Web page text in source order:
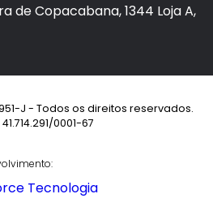
de Copacabana, 1344 Loja A,
J - Todos os direitos reservados.
0001-67